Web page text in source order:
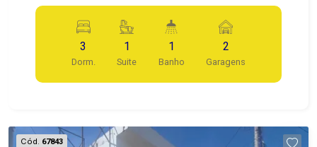
3
Dorm.
1
Suite
1
Banho
2
Garagens
Cód. 67843